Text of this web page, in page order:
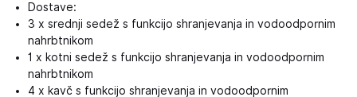
Dostave:
3 x srednji sedež s funkcijo shranjevanja in vodoodpornim
nahrbtnikom
1 x kotni sedež s funkcijo shranjevanja in vodoodpornim
nahrbtnikom
4 x kavč s funkcijo shranjevanja in vodoodpornim